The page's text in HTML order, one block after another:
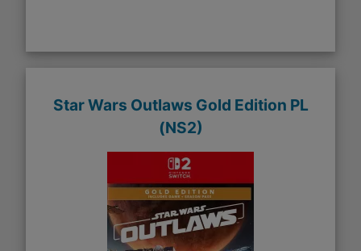
Star Wars Outlaws Gold Edition PL
(NS2)